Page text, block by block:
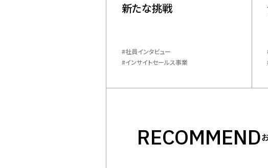
新たな挑戦
​社員インタビュー
インサイトセールス事業
RECOMMEND